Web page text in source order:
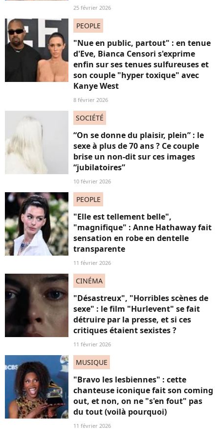
25 février 2026
PEOPLE
"Nue en public, partout" : en tenue
d'Eve, Bianca Censori s'exprime
enfin sur ses tenues sulfureuses et
son couple "hyper toxique" avec
Kanye West
8 février 2026
SOCIÉTÉ
“On se donne du plaisir, plein” : le
sexe à plus de 70 ans ? Ce couple
brise un non-dit sur ces images
“jubilatoires”
10 février 2026
PEOPLE
"Elle est tellement belle",
"magnifique" : Anne Hathaway fait
sensation en robe en dentelle
transparente
11 février 2026
CINÉMA
"Désastreux", "Horribles scènes de
sexe" : le film "Hurlevent" se fait
détruire par la presse, et si ces
critiques étaient sexistes ?
11 février 2026
MUSIQUE
"Bravo les lesbiennes" : cette
chanteuse iconique fait son coming
out, et non, on ne "s'en fout" pas
du tout (voilà pourquoi)
11 février 2026